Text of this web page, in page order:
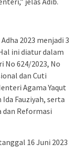
2023 menjadi 3
ini diatur dalam
No 624/2023, No
dan Cuti
Agama Yaqut
Fauziyah, serta
dan Reformasi
16 Juni 2023